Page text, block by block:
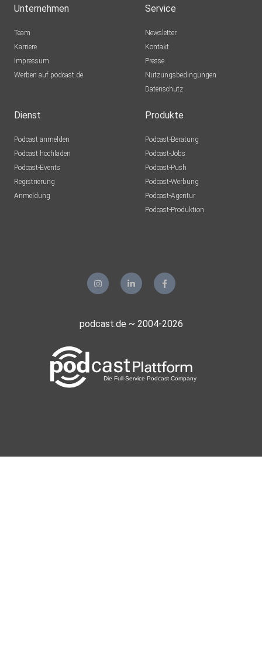
Unternehmen
Team
Karriere
Impressum
Werben auf podcast.de
Service
Newsletter
Kontakt
Presse
Nutzungsbedingungen
Datenschutz
Dienst
Podcast anmelden
Podcast hochladen
Podcast-Events
Registrierung
Anmeldung
Produkte
Podcast-Beratung
Podcast-Jobs
Podcast-Push
Podcast-Werbung
Podcast-Agentur
Podcast-Produktion
podcast.de ~ 2004-2026